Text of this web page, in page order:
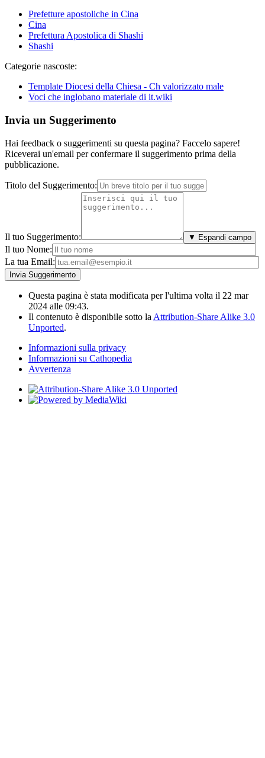
Prefetture apostoliche in Cina
Cina
Prefettura Apostolica di Shashi
Shashi
Categorie nascoste:
Template Diocesi della Chiesa - Ch valorizzato male
Voci che inglobano materiale di it.wiki
Invia un Suggerimento
Hai feedback o suggerimenti su questa pagina? Faccelo sapere!
Riceverai un'email per confermare il suggerimento prima della
pubblicazione.
Titolo del Suggerimento:
Il tuo Suggerimento: ▼ Espandi campo
Il tuo Nome:
La tua Email:
Questa pagina è stata modificata per l'ultima volta il 22 mar
2024 alle 09:43.
Il contenuto è disponibile sotto la Attribution-Share Alike 3.0
Unported.
Informazioni sulla privacy
Informazioni su Cathopedia
Avvertenza